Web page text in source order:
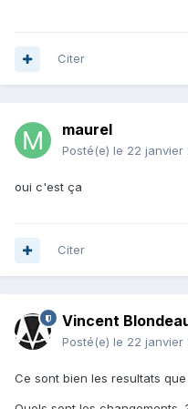
Citer
maurel
Posté(e) le 22 janvier
oui c'est ça
Citer
Vincent
Posté(e) le 22 janvier
Ce sont bien les resultats